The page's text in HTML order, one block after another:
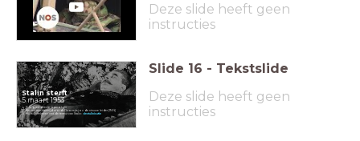
Deze slide heeft geen
instructies
Stalin sterft
5 maart 1953
Er is geen directe opvolger
Na een machtsstrijd wordt Chroesjtsjov de nieuwe leider (1956)
Hij wil afrekenen met de terreur van Stalin:destalinisatie
Slide 16 - Tekstslide
Deze slide heeft geen
instructies